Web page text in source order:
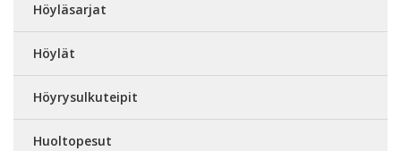
Höyläsarjat
Höylät
Höyrysulkuteipit
Huoltopesut